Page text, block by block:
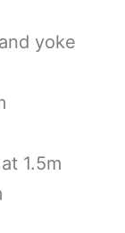
yoke
1.5m